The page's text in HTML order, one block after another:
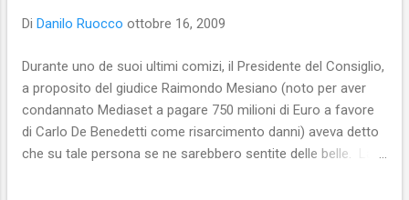
Di Danilo Ruocco ottobre 16, 2009
Durante uno de suoi ultimi comizi, il Presidente del Consiglio,
a proposito del giudice Raimondo Mesiano (noto per aver
condannato Mediaset a pagare 750 milioni di Euro a favore
di Carlo De Benedetti come risarcimento danni) aveva detto
che su tale persona se ne sarebbero sentite delle belle. La